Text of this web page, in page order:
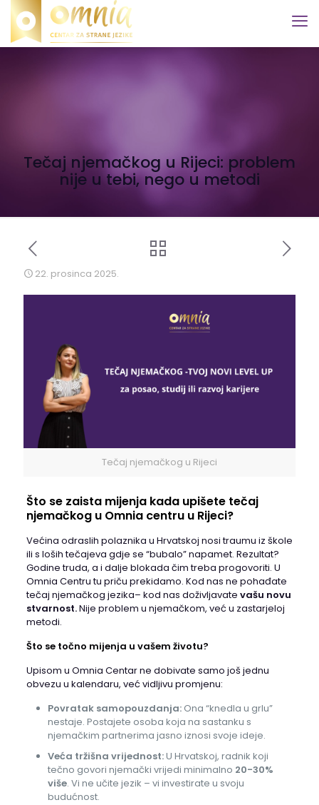
Tečaj njemačkog u Rijeci: problem
nije u tebi, nego u metodi
22. prosinca 2025.
Tečaj njemačkog u Rijeci
Što se zaista mijenja kada upišete tečaj
njemačkog u Omnia centru u Rijeci?
Većina odraslih polaznika u Hrvatskoj nosi traumu iz škole
ili s loših tečajeva gdje se “bubalo” napamet. Rezultat?
Godine truda, a i dalje blokada čim treba progovoriti. U
Omnia Centru tu priču prekidamo. Kod nas ne pohađate
tečaj njemačkog jezika– kod nas doživljavate vašu novu
stvarnost.Nije problem u njemačkom, već u zastarjeloj
metodi.
Što se točno mijenja u vašem životu?
Upisom u Omnia Centar ne dobivate samo još jednu
obvezu u kalendaru, već vidljivu promjenu:
Povratak samopouzdanja:Ona “knedla u grlu”
nestaje. Postajete osoba koja na sastanku s
njemačkim partnerima jasno iznosi svoje ideje.
Veća tržišna vrijednost:U Hrvatskoj, radnik koji
tečno govori njemački vrijedi minimalno 20-30%
više. Vi ne učite jezik – vi investirate u svoju
budućnost.